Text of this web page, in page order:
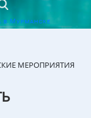
в Мурманске
МЕРОПРИЯТИЯ